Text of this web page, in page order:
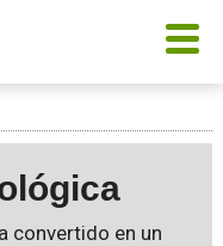
convertido en un